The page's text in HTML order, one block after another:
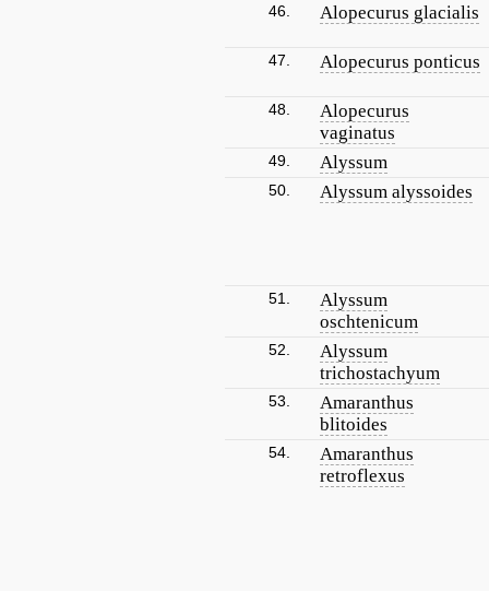
46. Alopecurus glacialis
47. Alopecurus ponticus
48.
Alopecurus
vaginatus
49. Alyssum
50. Alyssum alyssoides
51.
Alyssum
oschtenicum
52.
Alyssum
trichostachyum
53.
Amaranthus
blitoides
54.
Amaranthus
retroflexus